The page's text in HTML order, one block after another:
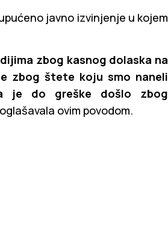
javno izvinjenje u kojem
zbog kasnog dolaska na
zbog štete koju smo naneli
je do greške došlo zbog
ovim povodom.